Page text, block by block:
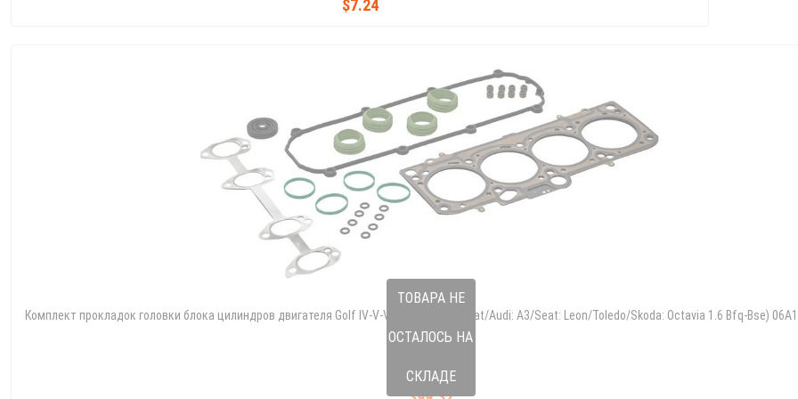
$7.24
ТОВАРА НЕ
ОСТАЛОСЬ НА
СКЛАДЕ
Комплект прокладок головки блока цилиндров двигателя Golf IV-V-Vi/Borajetta/Passat/Audi: A3/Seat: Leon/Toledo/Skoda: Octavia 1.6 Bfq-Bse)
06A 198 012 B